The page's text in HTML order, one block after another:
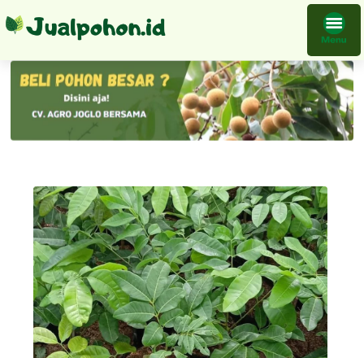
Bibit Tanaman Kelengkeng Matalada Hasil Stek Okulasi Cepat Berbuah Siap Partai Atau Ecer